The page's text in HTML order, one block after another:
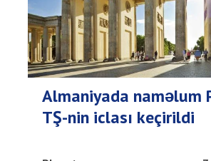
Almaniyada naməlum
TŞ-nin iclası keçirildi